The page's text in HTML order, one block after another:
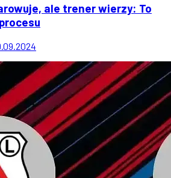
ale trener wierzy: To